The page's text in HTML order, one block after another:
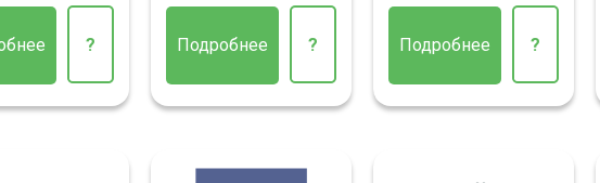
? Подробнее ? Подробнее ?